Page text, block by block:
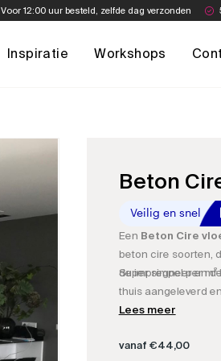
Voor 12:00 uur besteld, zelfde dag verzonden
Inspiratie Workshops
Beton
Een Beton Cire
beton cire soorten,
de impregneer en
Super simpel per
thuis aangeleverd
Lees meer
vanaf €44,00